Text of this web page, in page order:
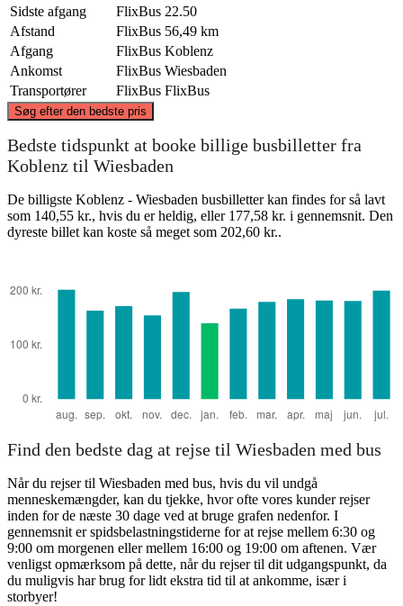
Sidste afgang
FlixBus 22.50
Afstand
FlixBus 56,49 km
Afgang
FlixBus Koblenz
Ankomst
FlixBus Wiesbaden
Transportører
FlixBus FlixBus
Søg efter den bedste pris
©
Bedste tidspunkt at booke billige busbilletter fra
Koblenz til Wiesbaden
De billigste Koblenz - Wiesbaden busbilletter kan findes for så lavt
som 140,55 kr., hvis du er heldig, eller 177,58 kr. i gennemsnit. Den
dyreste billet kan koste så meget som 202,60 kr..
Find den bedste dag at rejse til Wiesbaden med bus
Når du rejser til Wiesbaden med bus, hvis du vil undgå
menneskemængder, kan du tjekke, hvor ofte vores kunder rejser
inden for de næste 30 dage ved at bruge grafen nedenfor. I
gennemsnit er spidsbelastningstiderne for at rejse mellem 6:30 og
9:00 om morgenen eller mellem 16:00 og 19:00 om aftenen. Vær
venligst opmærksom på dette, når du rejser til dit udgangspunkt, da
du muligvis har brug for lidt ekstra tid til at ankomme, især i
storbyer!